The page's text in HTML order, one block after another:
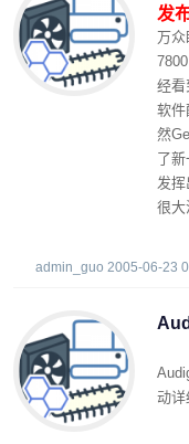
发
万众
经看
软件
然
了
发
很大
admin_guo 2005-06-23
动详